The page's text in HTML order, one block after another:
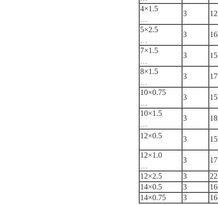
4×1.5
3
5×2.5
3
7×1.5
3
8×1.5
3
10×0.75
3
10×1.5
3
12×0.5 3
12×1.0
3
12×2.5
3
14×0.5
3
14×0.75
3